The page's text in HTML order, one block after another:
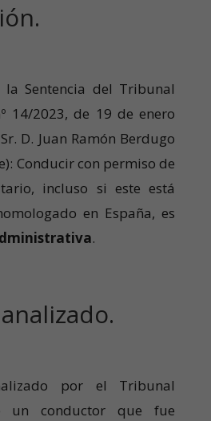
Sentencia del Tribunal
14/2023, de 19 de enero
D. Juan Ramón Berdugo
Conducir con permiso de
incluso si este está
en España, es
.
por el Tribunal
un conductor que fue